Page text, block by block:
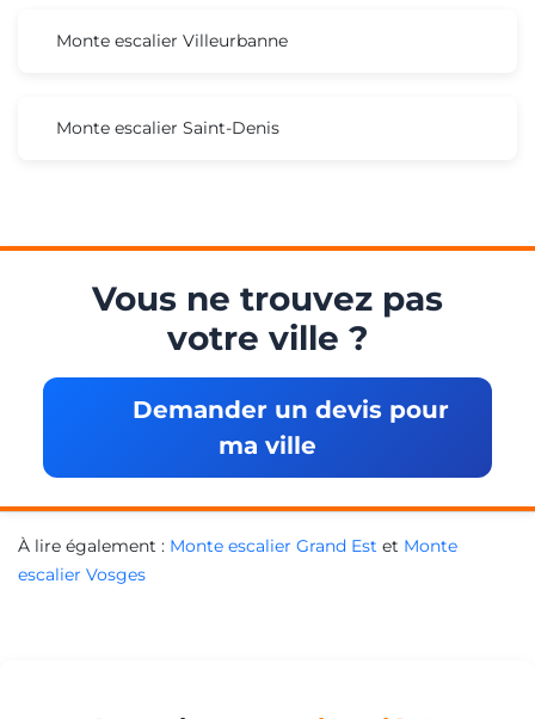
Monte escalier Villeurbanne
Monte escalier Saint-Denis
Vous ne trouvez pas
votre ville ?
Demander un devis pour
ma ville
À lire également : Monte escalier Grand Est et Monte
escalier Vosges